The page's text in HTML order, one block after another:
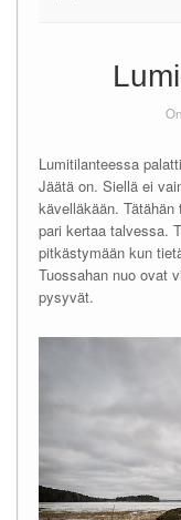
Lumitilanteessa
Jäätä on. Siellä ei
kävelläkään.
pari kertaa talvessa.
pitkästymään kun
Tuossahan nuo ovat
pysyvät.